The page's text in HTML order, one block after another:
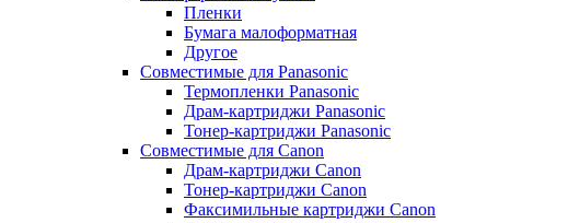
Пленки
Бумага малоформатная
Другое
Совместимые для Panasonic
Термопленки Panasonic
Драм-картриджи Panasonic
Тонер-картриджи Panasonic
Совместимые для Canon
Драм-картриджи Canon
Тонер-картриджи Canon
Факсимильные картриджи Canon